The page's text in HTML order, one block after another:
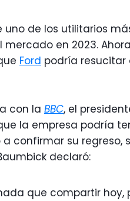
uno de los utilitarios
en 2023.
Ford podría
con la BBC, el
la empresa podría
a confirmar su
declaró:
que compartir